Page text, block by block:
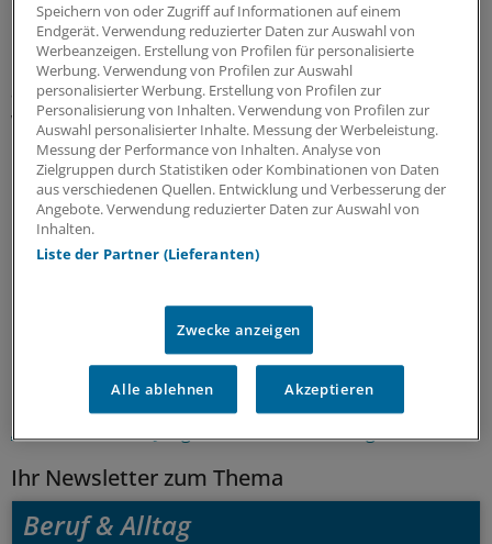
ihrer Curricula einzubinden", sagte Jünger in Heidelberg.
Am Dienstag soll nun eine "Heidelberger Erklärung"
aller am Projekt beteiligten Institutionen beschlossen
werden. Darin soll die Absicht bekundet werden, sich
bundesweit für eine Förderung der kommunikativen
Kompetenzen in der ärztlichen Ausbildung einzusetzen.
Bei Patienten mit Krebs sei auch die Perspektive der
Pflege einzubinden, hieß es bei der Veranstaltung in
Schlagworte:
Arzt und Patient
Ihr Newsletter zum Thema
Beruf & Alltag
Speichern von oder Zugriff auf Informationen auf einem
Endgerät. Verwendung reduzierter Daten zur Auswahl von
Werbeanzeigen. Erstellung von Profilen für personalisierte
Werbung. Verwendung von Profilen zur Auswahl
personalisierter Werbung. Erstellung von Profilen zur
Personalisierung von Inhalten. Verwendung von Profilen zur
Auswahl personalisierter Inhalte. Messung der Werbeleistung.
Messung der Performance von Inhalten. Analyse von
Zielgruppen durch Statistiken oder Kombinationen von Daten
aus verschiedenen Quellen. Entwicklung und Verbesserung der
Angebote. Verwendung reduzierter Daten zur Auswahl von
Inhalten.
Liste der Partner (Lieferanten)
Zwecke anzeigen
Alle ablehnen Akzeptieren